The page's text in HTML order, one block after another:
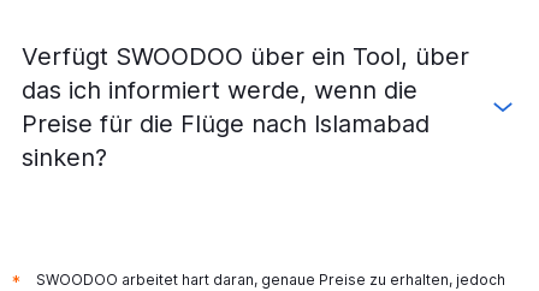
Verfügt SWOODOO über ein Tool, über
das ich informiert werde, wenn die
Preise für die Flüge nach Islamabad
sinken?
*
SWOODOO arbeitet hart daran, genaue Preise zu erhalten, jedoch